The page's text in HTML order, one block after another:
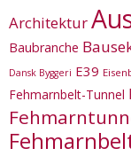
Architektur
Baubranche
Dansk Byggeri E39
Fehmarnbelt-Tunnel